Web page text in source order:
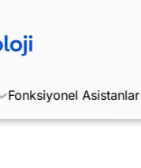
Fonksiyonel Asistanlar